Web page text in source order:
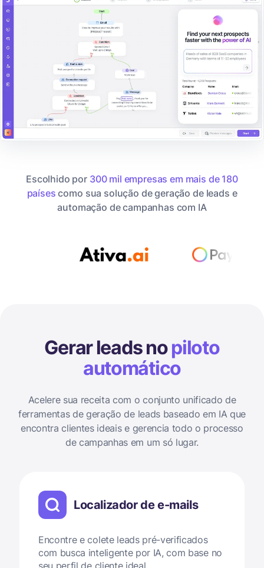
Escolhido por 300 mil empresas em mais de 180
países como sua solução de geração de leads e
automação de campanhas com IA
Gerar leads nopiloto
automático
Acelere sua receita com o conjunto unificado de
ferramentas de geração de leads baseado em IA que
encontra clientes ideais e gerencia todo o processo
de campanhas em um só lugar.
Localizador de e-mails
Encontre e colete leads pré-verificados
com busca inteligente por IA, com base no
seu perfil de cliente ideal.